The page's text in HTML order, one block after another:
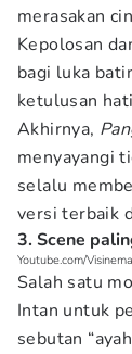
merasakan
Kepolosan
bagi luka
ketulusan
Akhirnya,
menyayangi
selalu
versi terbaik
3. Scene
Youtube.com/
Salah satu
Intan untuk
sebutan